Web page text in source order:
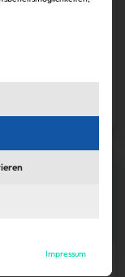
für die eine
Impressum